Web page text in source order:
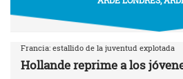
Francia: estallido de la juventud explotada
Hollande reprime a los